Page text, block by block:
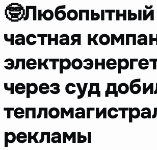
🤓Любопытный
частная
через суд
рекламы